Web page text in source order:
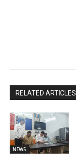
RELATED ARTICLES
NEWS